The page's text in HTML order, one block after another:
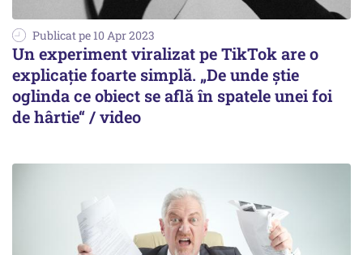
Publicat pe 10 Apr 2023
Un experiment viralizat pe TikTok are o
explicație foarte simplă. „De unde știe
oglinda ce obiect se află în spatele unei foi
de hârtie“ / video